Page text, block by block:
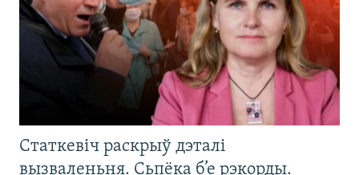
Статкевіч раскрыў дэталі
вызваленьня. Сьпёка б’е рэкорды.